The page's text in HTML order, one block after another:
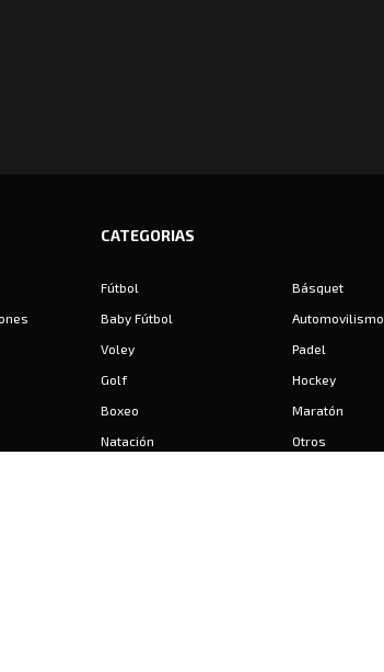
CATEGORIAS
Fútbol
Básquet
Baby Fútbol
Automovilismo
Voley
Padel
Golf
Hockey
Boxeo
Maratón
Natación
Otros